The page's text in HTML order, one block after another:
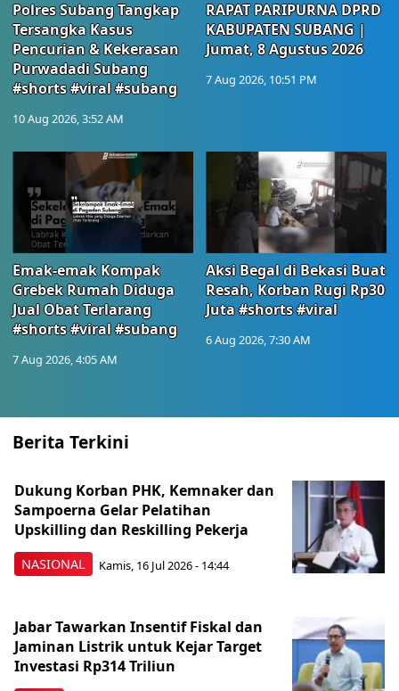
Polres Subang Tangkap
Tersangka Kasus
Pencurian & Kekerasan
Purwadadi Subang
#shorts #viral #subang
10 Aug 2026, 3:52 AM
RAPAT PARIPURNA DPRD
KABUPATEN SUBANG |
Jumat, 8 Agustus 2026
7 Aug 2026, 10:51 PM
Emak-emak Kompak
Grebek Rumah Diduga
Jual Obat Terlarang
#shorts #viral #subang
7 Aug 2026, 4:05 AM
Aksi Begal di Bekasi Buat
Resah, Korban Rugi Rp30
Juta #shorts #viral
6 Aug 2026, 7:30 AM
Berita Terkini
NASIONAL
Dukung Korban PHK, Kemnaker dan
Sampoerna Gelar Pelatihan
Upskilling dan Reskilling Pekerja
Kamis, 16 Jul 2026 - 14:44
Jabar Tawarkan Insentif Fiskal dan
Jaminan Listrik untuk Kejar Target
Investasi Rp314 Triliun